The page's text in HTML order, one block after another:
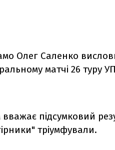
Олег Саленко
матчі 26 туру
підсумковий
тріумфували.